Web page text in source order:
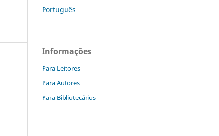
Português
Informações
Para Leitores
Para Autores
Para Bibliotecários